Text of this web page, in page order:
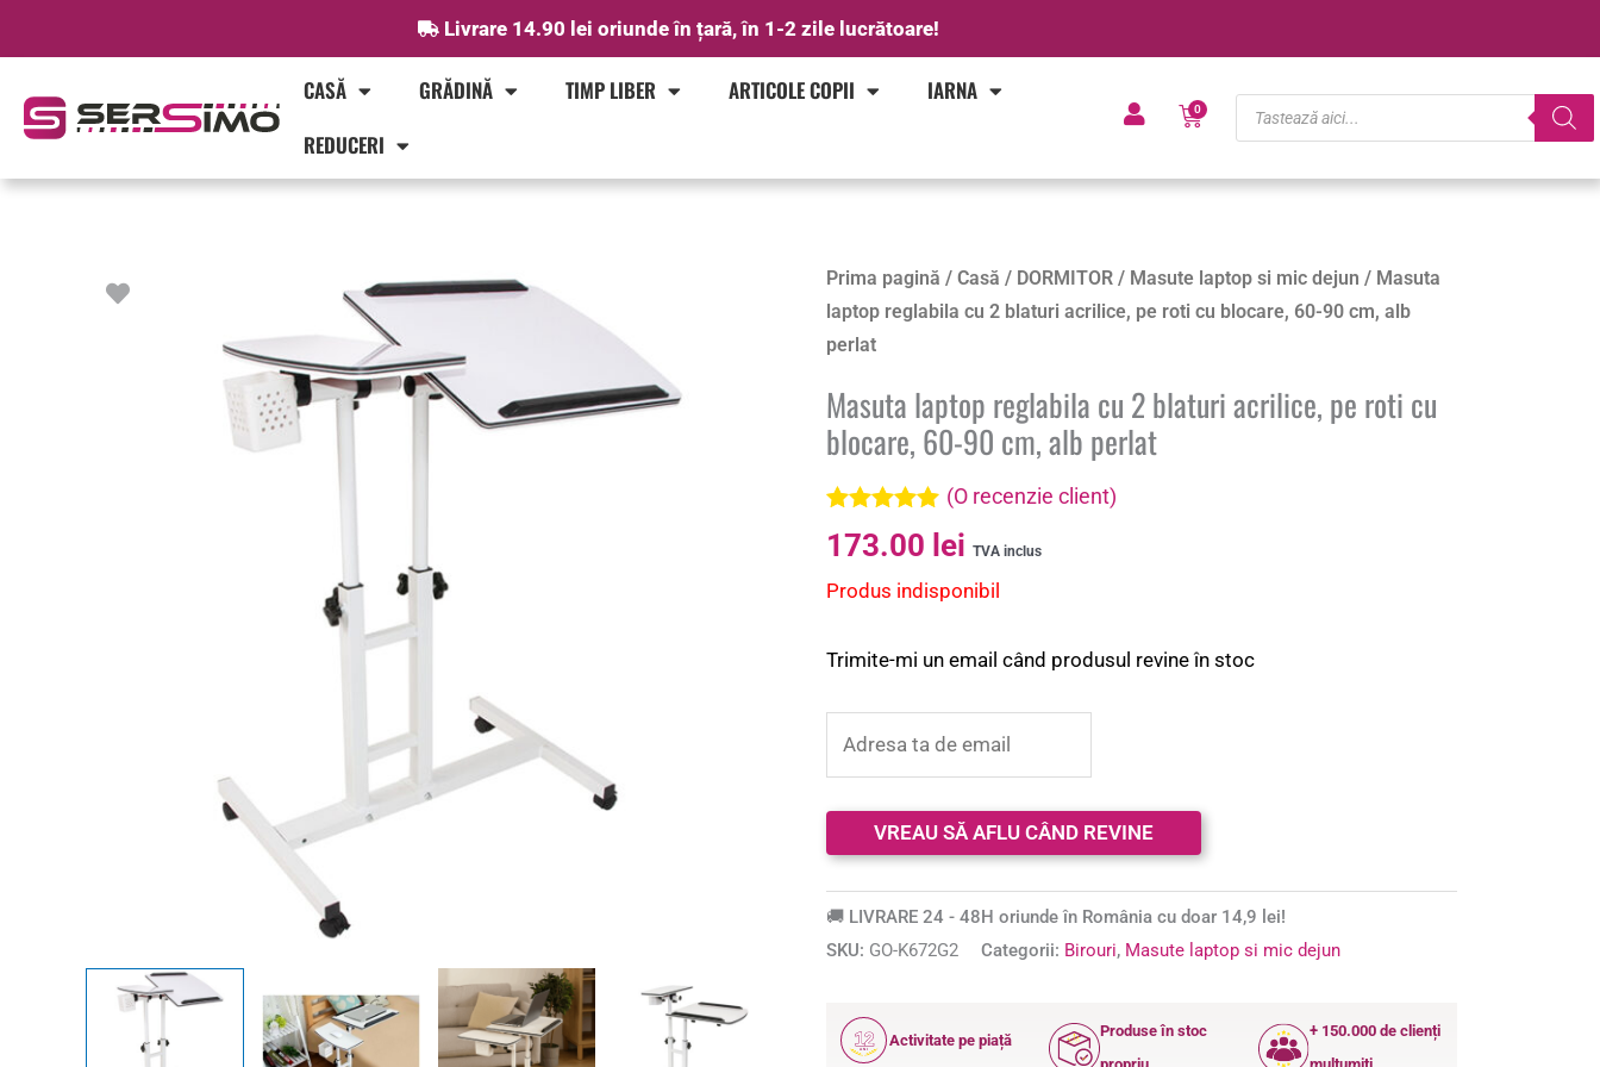
Livrare 14.90 lei oriunde în țară, în 1-2 zile lucrătoare!
CASĂ GRĂDINĂ TIMP LIBER ARTICOLE COPII
IARNA
REDUCERI
0
Cart
Products
search
Prima pagină /Casă / DORMITOR / Masute laptop si mic dejun / Masuta
laptop reglabila cu 2 blaturi acrilice, pe roti cu blocare, 60-90 cm, alb
perlat
Masuta laptop reglabila cu 2 blaturi acrilice, pe roti cu
blocare, 60-90 cm, alb perlat
Evaluat la
5.00din 5 pe
singure
(O recenzie client)
173.00 lei TVA inclus
Produs indisponibil
Trimite-mi un email când produsul revine în stoc
🚚 LIVRARE 24 - 48H oriunde în România cu doar 14,9 lei!
SKU: GO-K672G2 Categorii: Birouri, Masute laptop si mic dejun
12
ANI
Activitate pe piață
Produse în stoc
+ 150.000 de clienți